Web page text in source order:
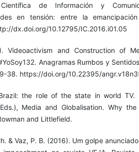
de Información y
en tensión: entre la
dx.doi.org/10.12795/IC.2016.i01.05
Videoactivism and Construction of
Anagramas Rumbos y
38. https://doi.org/10.22395/
the role of the state in world TV.
Media and Globalisation. Why
and Littlefield.
& Vaz, P. B. (2016). Um golpe